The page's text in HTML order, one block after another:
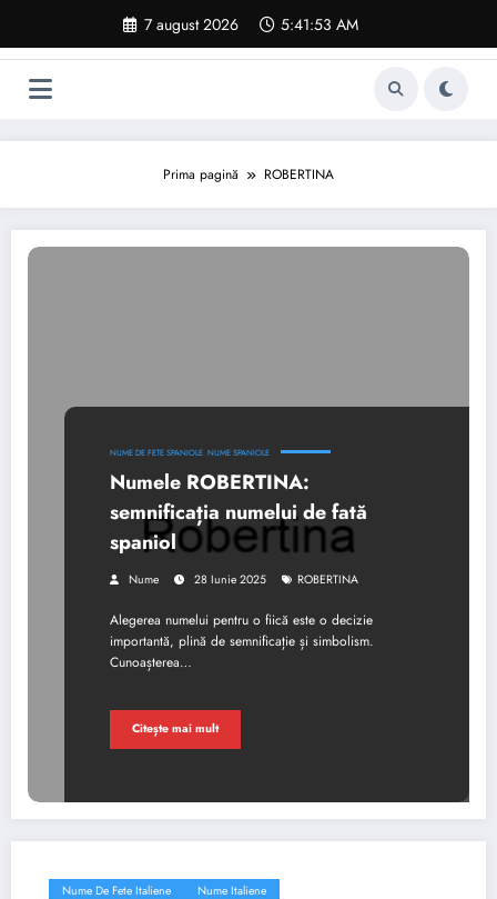
conținut
7 august 2026 5:41:54 AM
Prima pagină ROBERTINA
NUME DE FETE SPANIOLE NUME SPANIOLE
Numele ROBERTINA:
semnificația numelui de fată
spaniol
Nume 28 Iunie 2025 ROBERTINA
Alegerea numelui pentru o fiică este o decizie
importantă, plină de semnificație și simbolism.
Cunoașterea…
Citește mai mult
Nume De Fete Italiene Nume Italiene